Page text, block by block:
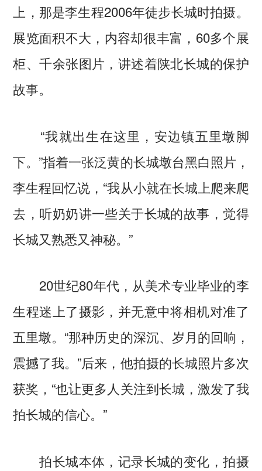
上，那是李生程2006年徒步长城时拍摄。
展览面积不大，内容却很丰富，60多个展
柜、千余张图片，讲述着陕北长城的保护
故事。
“我就出生在这里，安边镇五里墩脚
下。”指着一张泛黄的长城墩台黑白照片，
李生程回忆说，“我从小就在长城上爬来爬
去，听奶奶讲一些关于长城的故事，觉得
长城又熟悉又神秘。”
20世纪80年代，从美术专业毕业的李
生程迷上了摄影，并无意中将相机对准了
五里墩。“那种历史的深沉、岁月的回响，
震撼了我。”后来，他拍摄的长城照片多次
获奖，“也让更多人关注到长城，激发了我
拍长城的信心。”
拍长城本体，记录长城的变化，拍摄